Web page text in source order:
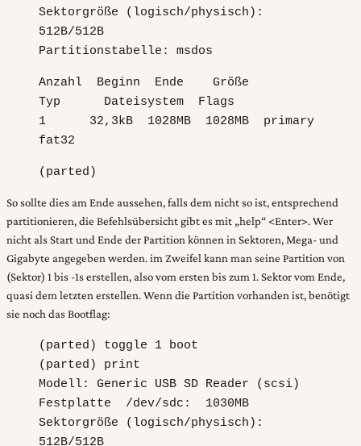
Sektorgröße (logisch/physisch):
512B/512B
Partitionstabelle: msdos
Anzahl Beginn Ende Größe
Typ Dateisystem Flags
1 32,3kB 1028MB 1028MB primary
fat32
(parted)
So sollte dies am Ende aussehen, falls dem nicht so ist, entsprechend
partitionieren, die Befehlsübersicht gibt es mit „help“ <Enter>. Wer
nicht als Start und Ende der Partition können in Sektoren, Mega- und
Gigabyte angegeben werden. im Zweifel kann man seine Partition von
(Sektor) 1 bis -1s erstellen, also vom ersten bis zum 1. Sektor vom Ende,
quasi dem letzten erstellen. Wenn die Partition vorhanden ist, benötigt
sie noch das Bootflag:
(parted) toggle 1 boot
(parted) print
Modell: Generic USB SD Reader (scsi)
Festplatte /dev/sdc: 1030MB
Sektorgröße (logisch/physisch):
512B/512B